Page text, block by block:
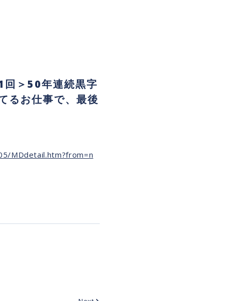
＞50年連続黒字
るお仕事で、最後
MDdetail.htm?from=n